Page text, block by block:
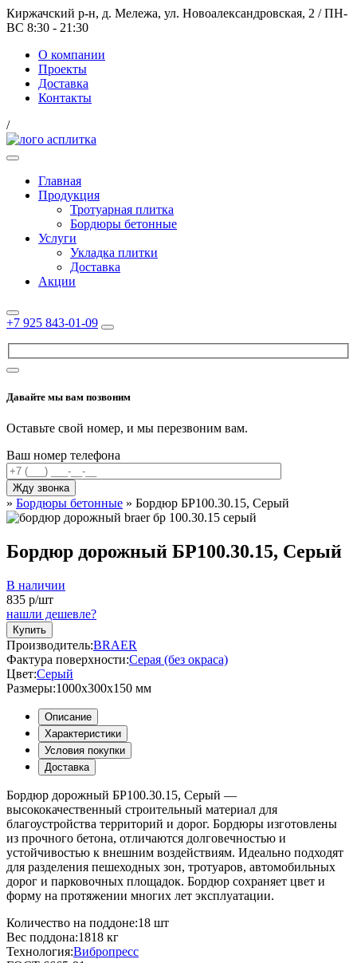
Киржачский р-н, д. Мележа, ул. Новоалександровская, 2 / ПН-
ВС 8:30 - 21:30
О компании
Проекты
Доставка
Контакты
/
Главная
Продукция
Тротуарная плитка
Бордюры бетонные
Услуги
Укладка плитки
Доставка
Акции
+7 925 843-01-09
Давайте мы вам позвоним
Оставьте свой номер, и мы перезвоним вам.
Ваш номер телефона
» Бордюры бетонные » Бордюр БР100.30.15, Серый
Бордюр дорожный БР100.30.15, Серый
В наличии
835 р/шт
нашли дешевле?
Купить
Производитель:BRAER
Фактура поверхности:Серая (без окраса)
Цвет:Серый
Размеры:1000х300x150 мм
Описание
Характеристики
Условия покупки
Доставка
Бордюр дорожный БР100.30.15, Серый —
высококачественный строительный материал для
благоустройства территорий и дорог. Бордюры изготовлены
из прочного бетона, отличаются долговечностью и
устойчивостью к внешним воздействиям. Идеально подходят
для разделения пешеходных зон, тротуаров, автомобильных
дорог и парковочных площадок. Бордюр сохраняет цвет и
форму на протяжении многих лет эксплуатации.
Количество на поддоне:18 шт
Вес поддона:1818 кг
Технология:Вибропресс